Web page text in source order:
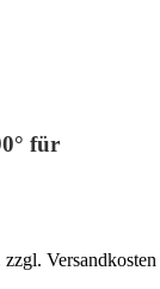
für
Versandkosten